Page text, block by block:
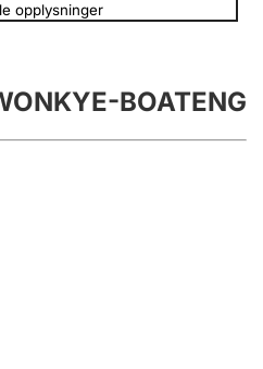
opplysninger
BOATENG